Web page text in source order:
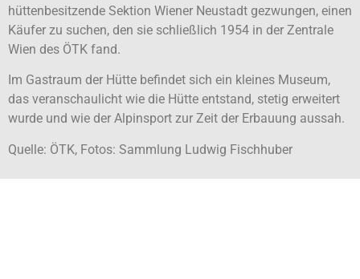
hüttenbesitzende Sektion Wiener Neustadt gezwungen, einen
Käufer zu suchen, den sie schließlich 1954 in der Zentrale
Wien des ÖTK fand.
Im Gastraum der Hütte befindet sich ein kleines Museum,
das veranschaulicht wie die Hütte entstand, stetig erweitert
wurde und wie der Alpinsport zur Zeit der Erbauung aussah.
Quelle: ÖTK, Fotos: Sammlung Ludwig Fischhuber